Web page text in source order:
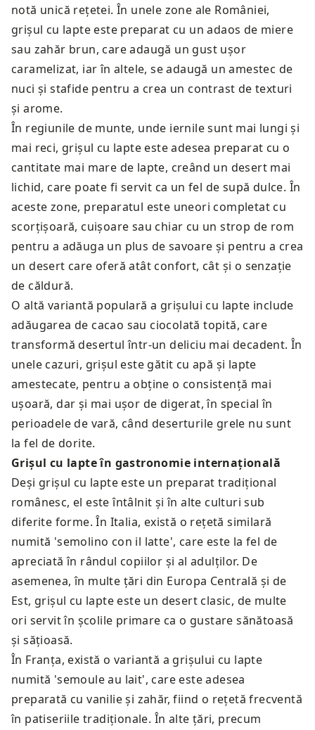
notă unică rețetei. În unele zone ale României,
grișul cu lapte este preparat cu un adaos de miere
sau zahăr brun, care adaugă un gust ușor
caramelizat, iar în altele, se adaugă un amestec de
nuci și stafide pentru a crea un contrast de texturi
și arome.
În regiunile de munte, unde iernile sunt mai lungi și
mai reci, grișul cu lapte este adesea preparat cu o
cantitate mai mare de lapte, creând un desert mai
lichid, care poate fi servit ca un fel de supă dulce. În
aceste zone, preparatul este uneori completat cu
scorțișoară, cuișoare sau chiar cu un strop de rom
pentru a adăuga un plus de savoare și pentru a crea
un desert care oferă atât confort, cât și o senzație
de căldură.
O altă variantă populară a grișului cu lapte include
adăugarea de cacao sau ciocolată topită, care
transformă desertul într-un deliciu mai decadent. În
unele cazuri, grișul este gătit cu apă și lapte
amestecate, pentru a obține o consistență mai
ușoară, dar și mai ușor de digerat, în special în
perioadele de vară, când deserturile grele nu sunt
la fel de dorite.
Grișul cu lapte în gastronomie internațională
Deși grișul cu lapte este un preparat tradițional
românesc, el este întâlnit și în alte culturi sub
diferite forme. În Italia, există o rețetă similară
numită 'semolino con il latte', care este la fel de
apreciată în rândul copiilor și al adulților. De
asemenea, în multe țări din Europa Centrală și de
Est, grișul cu lapte este un desert clasic, de multe
ori servit în școlile primare ca o gustare sănătoasă
și sățioasă.
În Franța, există o variantă a grișului cu lapte
numită 'semoule au lait', care este adesea
preparată cu vanilie și zahăr, fiind o rețetă frecventă
în patiseriile tradiționale. În alte țări, precum